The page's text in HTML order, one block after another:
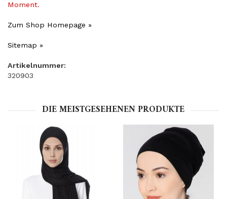
Moment.
Zum Shop Homepage »
Sitemap »
Artikelnummer:
320903
DIE MEISTGESEHENEN PRODUKTE